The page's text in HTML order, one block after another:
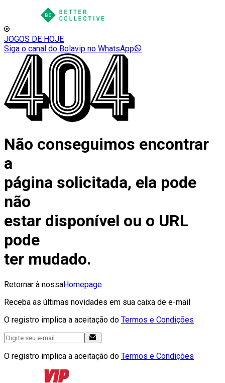
JOGOS DE HOJE
Siga o canal do Bolavip no WhatsApp
Não conseguimos encontrar
a
página solicitada, ela pode
não
estar disponível ou o URL
pode
ter mudado.
Retornar à nossaHomepage
Receba as últimas novidades em sua caixa de e-mail
O registro implica a aceitação do Termos e Condições
O registro implica a aceitação do Termos e Condições